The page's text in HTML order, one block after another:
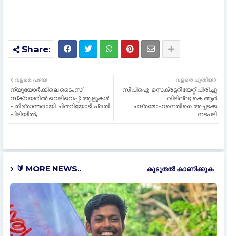
വളരെ പുതിയ
സിപിഐ സെക്രട്ടറിയേറ്റ് പിരിച്ചു
വിടില്ല; കെ ആർ
ചന്ദ്രമോഹനെതിരെ അച്ചടക്ക
നടപടി
വളരെ പഴയ
ന്യൂയോര്‍ക്കിലെ ടൈംസ്
സ്‌ക്വയറില്‍ വെടിവെപ്പ്: ആളുകള്‍
പരിഭ്രാന്തരായി ചിതറിയോടി പ്രതി
പിടിയില്‍,
🔰 MORE NEWS.. കൂടുതൽ‍ കാണിക്കുക